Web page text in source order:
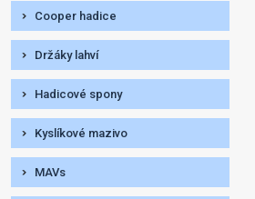
Cooper hadice
Držáky lahví
Hadicové spony
Kyslíkové mazivo
MAVs